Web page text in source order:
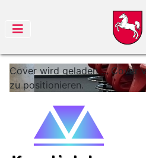
Cover wird geladen ... Cover
zu positionieren.